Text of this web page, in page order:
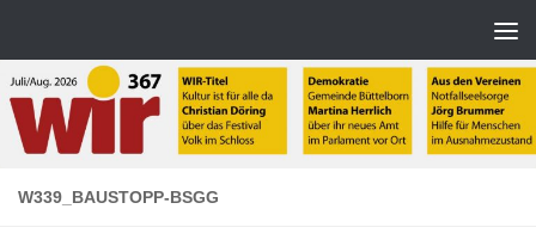
W339_BAUSTOPP-BSGG